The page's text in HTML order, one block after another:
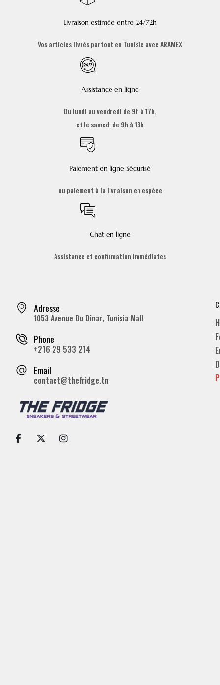
Livraison estimée entre 24/72h
Vos articles livrés partout en Tunisie avec ARAMEX
Assistance en ligne
Du lundi au vendredi de 9h à 17h,
et le samedi de 9h à 13h
Paiement en ligne Sécurisé
ou paiement à la livraison en espèce
Chat en ligne
Assistance et confirmation immédiates
Adresse
1053 Avenue Du Dinar, Tunisia Mall
Phone
+216 29 533 214
Email
contact@thefridge.tn